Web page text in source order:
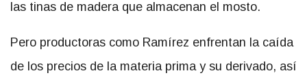
las tinas de madera que almacenan el mosto.
Pero productoras como Ramírez enfrentan la caída
de los precios de la materia prima y su derivado, así